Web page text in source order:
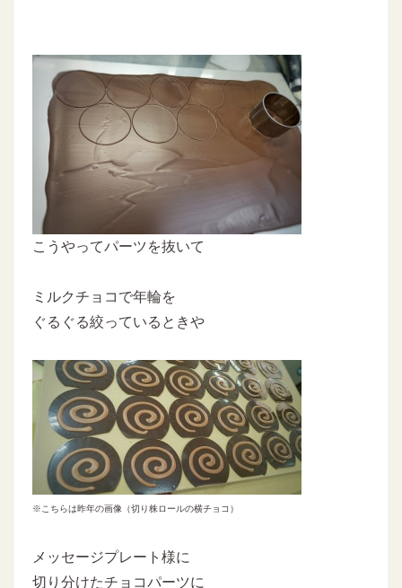
こうやってパーツを抜いて
ミルクチョコで年輪を
ぐるぐる絞っているときや
※こちらは昨年の画像（切り株ロールの横チョコ）
メッセージプレート様に
切り分けたチョコパーツに